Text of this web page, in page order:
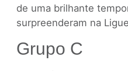
de uma brilhante
surpreenderam na
Grupo C